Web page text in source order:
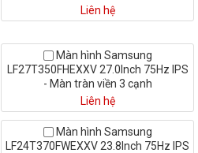
Liên hệ
Màn hình Samsung
LF27T350FHEXXV 27.0Inch 75Hz IPS
- Màn tràn viền 3 cạnh
Liên hệ
Màn hình Samsung
LF24T370FWEXXV 23.8Inch 75Hz IPS